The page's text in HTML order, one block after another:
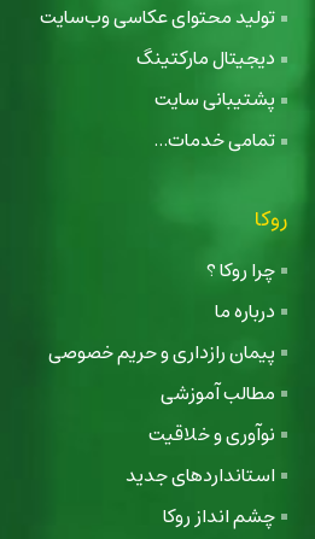
تولید محتوای عکاسی وب‌سایت
دیجیتال مارکتینگ
پشتیبانی سایت
تمامی خدمات...
روکا
چرا روکا ؟
درباره ما
پیمان رازداری و حریم خصوصی
مطالب آموزشی
نوآوری و خلاقیت
استانداردهای جدید
چشم انداز روکا